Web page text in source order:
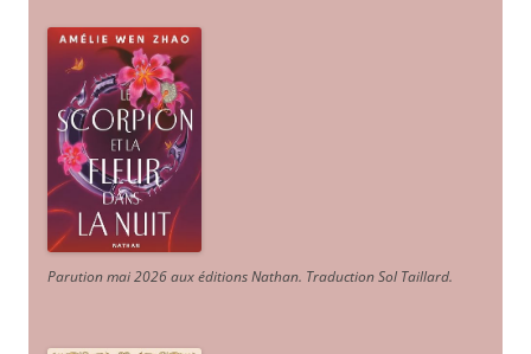
Parution mai 2026 aux éditions Nathan. Traduction Sol Taillard.